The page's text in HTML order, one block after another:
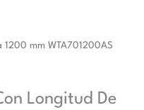
mm WTA701200AS
Longitud De